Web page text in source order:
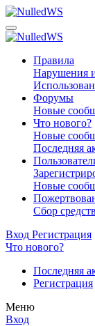
Правила
Нарушения
Форумы
Новые
Что нового?
Новые
Последняя
Новые
Сбор средств
Вход Регистрация
Что нового?
Последняя
Регистрация
Меню
Вход